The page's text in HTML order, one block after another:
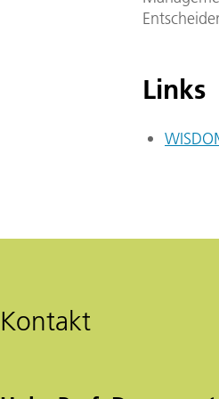
Links
Kontakt